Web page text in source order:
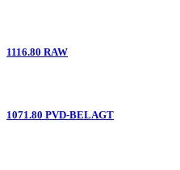
1116.80 RAW
1071.80 PVD-BELAGT